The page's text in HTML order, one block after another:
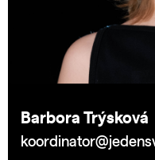
Barbora Trýsková